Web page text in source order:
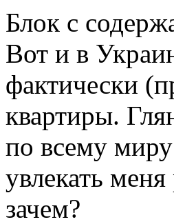
Блок с
Вот и в
фактически
квартиры.
по всему миру
увлекать
зачем?